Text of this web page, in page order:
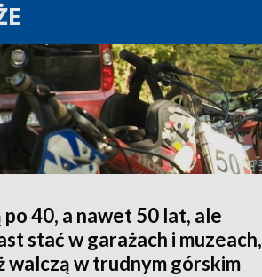
po 40, a nawet 50 lat, ale
stać w garażach i muzeach,
walczą w trudnym górskim